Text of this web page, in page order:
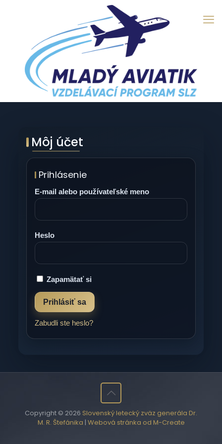
Môj účet
Prihlásenie
E‑mail alebo používateľské meno
Heslo
Zapamätať si
Zabudli ste heslo?
Copyright © 2026 Slovenský letecký zväz generála Dr.
M. R. Štefánika | Webová stránka od M-Create